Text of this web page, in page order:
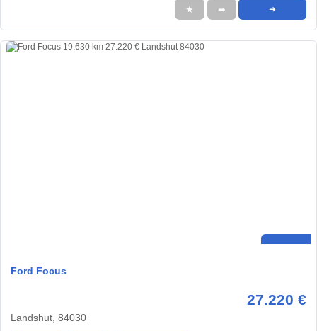
★ ➦ ➜
Ford Focus
27.220 €
Landshut, 84030